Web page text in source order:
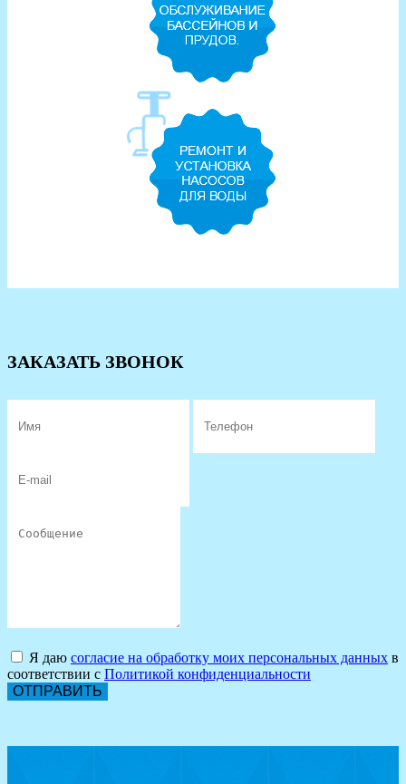
ЗАКАЗАТЬ ЗВОНОК
Я даю согласие на обработку моих персональных данных в
соответствии с Политикой конфиденциальности
ОТПРАВИТЬ